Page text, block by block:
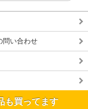
問い合わせ
も買ってます